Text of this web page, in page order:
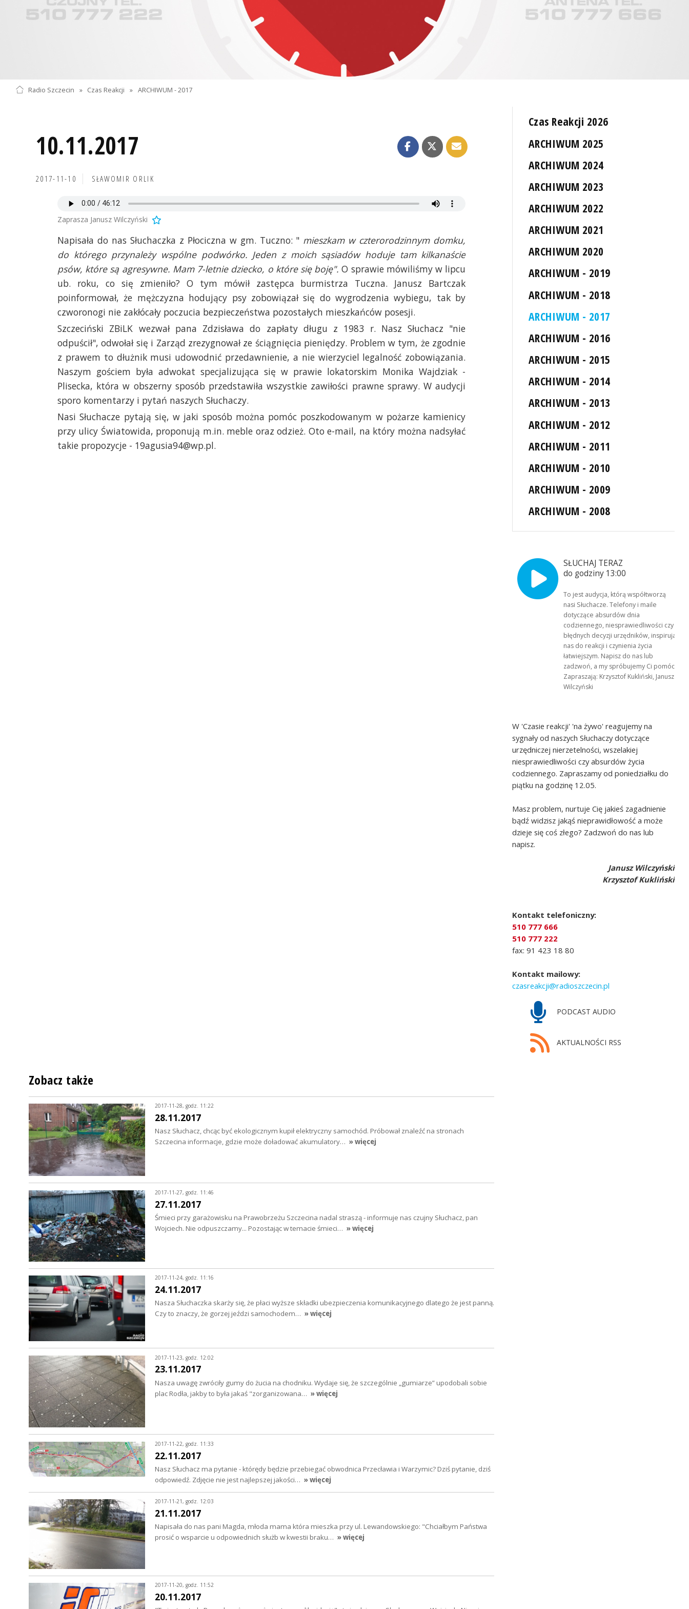
Radio Szczecin » Czas Reakcji » ARCHIWUM - 2017
10.11.2017
2017-11-10 SŁAWOMIR ORLIK
Zaprasza Janusz Wilczyński
Napisała do nas Słuchaczka z Płociczna w gm. Tuczno: " mieszkam w czterorodzinnym domku,
do którego przynależy wspólne podwórko. Jeden z moich sąsiadów hoduje tam kilkanaście
psów, które są agresywne. Mam 7-letnie dziecko, o które się boję". O sprawie mówiliśmy w lipcu
ub. roku, co się zmieniło? O tym mówił zastępca burmistrza Tuczna. Janusz Bartczak
poinformował, że mężczyzna hodujący psy zobowiązał się do wygrodzenia wybiegu, tak by
czworonogi nie zakłócały poczucia bezpieczeństwa pozostałych mieszkańców posesji.
Szczeciński ZBiLK wezwał pana Zdzisława do zapłaty długu z 1983 r. Nasz Słuchacz "nie
odpuścił", odwołał się i Zarząd zrezygnował ze ściągnięcia pieniędzy. Problem w tym, że zgodnie
z prawem to dłużnik musi udowodnić przedawnienie, a nie wierzyciel legalność zobowiązania.
Naszym gościem była adwokat specjalizująca się w prawie lokatorskim Monika Wajdziak -
Plisecka, która w obszerny sposób przedstawiła wszystkie zawiłości prawne sprawy. W audycji
sporo komentarzy i pytań naszych Słuchaczy.
Nasi Słuchacze pytają się, w jaki sposób można pomóc poszkodowanym w pożarze kamienicy
przy ulicy Światowida, proponują m.in. meble oraz odzież. Oto e-mail, na który można nadsyłać
takie propozycje - 19agusia94@wp.pl.
Czas Reakcji 2026
ARCHIWUM 2025
ARCHIWUM 2024
ARCHIWUM 2023
ARCHIWUM 2022
ARCHIWUM 2021
ARCHIWUM 2020
ARCHIWUM - 2019
ARCHIWUM - 2018
ARCHIWUM - 2017
ARCHIWUM - 2016
ARCHIWUM - 2015
ARCHIWUM - 2014
ARCHIWUM - 2013
ARCHIWUM - 2012
ARCHIWUM - 2011
ARCHIWUM - 2010
ARCHIWUM - 2009
ARCHIWUM - 2008
SŁUCHAJ TERAZ
do godziny 13:00
To jest audycja, którą współtworzą
nasi Słuchacze. Telefony i maile
dotyczące absurdów dnia
codziennego, niesprawiedliwości czy
błędnych decyzji urzędników, inspirują
nas do reakcji i czynienia życia
łatwiejszym. Napisz do nas lub
zadzwoń, a my spróbujemy Ci pomóc.
Zapraszają: Krzysztof Kukliński, Janusz
Wilczyński
W 'Czasie reakcji' 'na żywo' reagujemy na
sygnały od naszych Słuchaczy dotyczące
urzędniczej nierzetelności, wszelakiej
niesprawiedliwości czy absurdów życia
codziennego. Zapraszamy od poniedziałku do
piątku na godzinę 12.05.
Masz problem, nurtuje Cię jakieś zagadnienie
bądź widzisz jakąś nieprawidłowość a może
dzieje się coś złego? Zadzwoń do nas lub
napisz.
Janusz Wilczyński
Krzysztof Kukliński
Kontakt telefoniczny:
510 777 666
510 777 222
fax: 91 423 18 80
Kontakt mailowy:
czasreakcji@radioszczecin.pl
PODCAST AUDIO
AKTUALNOŚCI RSS
Zobacz także
2017-11-28, godz. 11:22
28.11.2017
Nasz Słuchacz, chcąc być ekologicznym kupił elektryczny samochód. Próbował znaleźć na stronach
Szczecina informacje, gdzie może doładować akumulatory… » więcej
2017-11-27, godz. 11:46
27.11.2017
Śmieci przy garażowisku na Prawobrzeżu Szczecina nadal straszą - informuje nas czujny Słuchacz, pan
Wojciech. Nie odpuszczamy... Pozostając w temacie śmieci… » więcej
2017-11-24, godz. 11:16
24.11.2017
Nasza Słuchaczka skarży się, że płaci wyższe składki ubezpieczenia komunikacyjnego dlatego że jest panną.
Czy to znaczy, że gorzej jeździ samochodem… » więcej
2017-11-23, godz. 12:02
23.11.2017
Nasza uwagę zwróciły gumy do żucia na chodniku. Wydaje się, że szczególnie „gumiarze” upodobali sobie
plac Rodła, jakby to była jakaś "zorganizowana… » więcej
2017-11-22, godz. 11:33
22.11.2017
Nasz Słuchacz ma pytanie - którędy będzie przebiegać obwodnica Przecławia i Warzymic? Dziś pytanie, dziś
odpowiedź. Zdjęcie nie jest najlepszej jakości… » więcej
2017-11-21, godz. 12:03
21.11.2017
Napisała do nas pani Magda, młoda mama która mieszka przy ul. Lewandowskiego: "Chciałbym Państwa
prosić o wsparcie u odpowiednich służb w kwestii braku… » więcej
2017-11-20, godz. 11:52
20.11.2017